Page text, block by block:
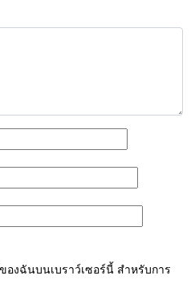
งฉันบนเบราว์เซอร์นี้ สำหรับการ